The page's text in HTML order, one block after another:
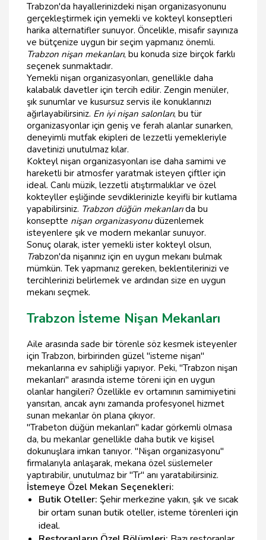
Trabzon'da hayallerinizdeki nişan organizasyonunu
gerçekleştirmek için yemekli ve kokteyl konseptleri
harika alternatifler sunuyor. Öncelikle, misafir sayınıza
ve bütçenize uygun bir seçim yapmanız önemli.
Trabzon nişan mekanları, bu konuda size birçok farklı
seçenek sunmaktadır.
Yemekli nişan organizasyonları, genellikle daha
kalabalık davetler için tercih edilir. Zengin menüler,
şık sunumlar ve kusursuz servis ile konuklarınızı
ağırlayabilirsiniz. En iyi nişan salonları, bu tür
organizasyonlar için geniş ve ferah alanlar sunarken,
deneyimli mutfak ekipleri de lezzetli yemekleriyle
davetinizi unutulmaz kılar.
Kokteyl nişan organizasyonları ise daha samimi ve
hareketli bir atmosfer yaratmak isteyen çiftler için
ideal. Canlı müzik, lezzetli atıştırmalıklar ve özel
kokteyller eşliğinde sevdiklerinizle keyifli bir kutlama
yapabilirsiniz. Trabzon düğün mekanlarıda bu
konseptte nişan organizasyonudüzenlemek
isteyenlere şık ve modern mekanlar sunuyor.
Sonuç olarak, ister yemekli ister kokteyl olsun,
Trabzon'da nişanınız için en uygun mekanı bulmak
mümkün. Tek yapmanız gereken, beklentilerinizi ve
tercihlerinizi belirlemek ve ardından size en uygun
mekanı seçmek.
Trabzon İsteme Nişan Mekanları
Aile arasında sade bir törenle söz kesmek isteyenler
için Trabzon, birbirinden güzel "isteme nişan"
mekanlarına ev sahipliği yapıyor. Peki, "Trabzon nişan
mekanları" arasında isteme töreni için en uygun
olanlar hangileri? Özellikle ev ortamının samimiyetini
yansıtan, ancak aynı zamanda profesyonel hizmet
sunan mekanlar ön plana çıkıyor.
"Trabeton düğün mekanları" kadar görkemli olmasa
da, bu mekanlar genellikle daha butik ve kişisel
dokunuşlara imkan tanıyor. "Nişan organizasyonu"
firmalarıyla anlaşarak, mekana özel süslemeler
yaptırabilir, unutulmaz bir "Tr" anı yaratabilirsiniz.
İstemeye Özel Mekan Seçenekleri:
Butik Oteller: Şehir merkezine yakın, şık ve sıcak
bir ortam sunan butik oteller, isteme törenleri için
ideal.